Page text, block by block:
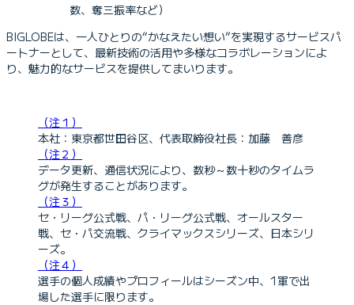
数、奪三振率など）
BIGLOBEは、一人ひとりの“かなえたい想い”を実現するサービスパ
ートナーとして、最新技術の活用や多様なコラボレーションによ
り、魅力的なサービスを提供してまいります。
（注１）
本社：東京都世田谷区、代表取締役社長：加藤 善彦
（注２）
データ更新、通信状況により、数秒～数十秒のタイムラ
グが発生することがあります。
（注３）
セ・リーグ公式戦、パ・リーグ公式戦、オールスター
戦、セ・パ交流戦、クライマックスシリーズ、日本シリ
ーズ。
（注４）
選手の個人成績やプロフィールはシーズン中、1軍で出
場した選手に限ります。